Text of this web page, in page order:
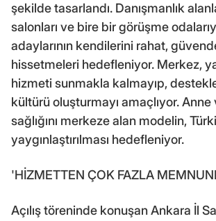
şekilde tasarlandı. Danışmanlık
salonları ve bire bir görüşme
adaylarının kendilerini rahat,
hissetmeleri hedefleniyor. Merkez,
hizmeti sunmakla kalmayıp,
kültürü oluşturmayı amaçlıyor.
sağlığını merkeze alan modelin,
yaygınlaştırılması hedefleniyor.
'HİZMETTEN ÇOK FAZLA
Açılış töreninde konuşan Ankara İl